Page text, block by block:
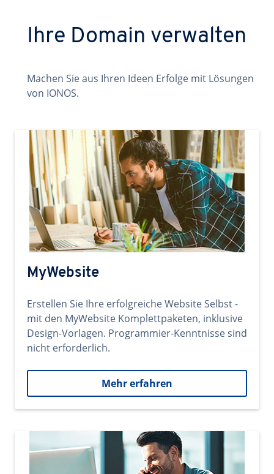
Ihre Domain verwalten
Machen Sie aus Ihren Ideen Erfolge mit Lösungen
von IONOS.
MyWebsite
Erstellen Sie Ihre erfolgreiche Website Selbst -
mit den MyWebsite Komplettpaketen, inklusive
Design-Vorlagen. Programmier-Kenntnisse sind
nicht erforderlich.
Mehr erfahren